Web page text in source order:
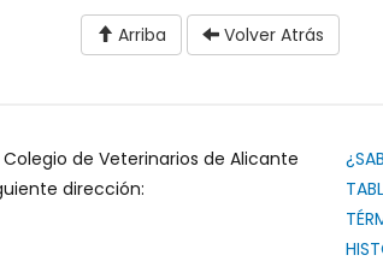
Arriba Volver Atrás
de Veterinarios de Alicante
dirección: